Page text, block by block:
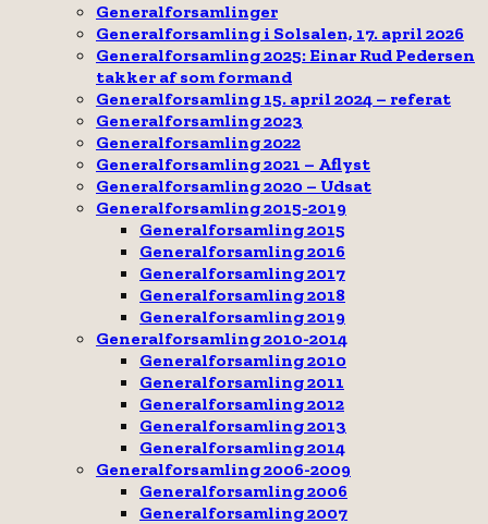
Generalforsamlinger
Generalforsamling i Solsalen, 17. april 2026
Generalforsamling 2025: Einar Rud Pedersen
takker af som formand
Generalforsamling 15. april 2024 – referat
Generalforsamling 2023
Generalforsamling 2022
Generalforsamling 2021 – Aflyst
Generalforsamling 2020 – Udsat
Generalforsamling 2015-2019
Generalforsamling 2015
Generalforsamling 2016
Generalforsamling 2017
Generalforsamling 2018
Generalforsamling 2019
Generalforsamling 2010-2014
Generalforsamling 2010
Generalforsamling 2011
Generalforsamling 2012
Generalforsamling 2013
Generalforsamling 2014
Generalforsamling 2006-2009
Generalforsamling 2006
Generalforsamling 2007